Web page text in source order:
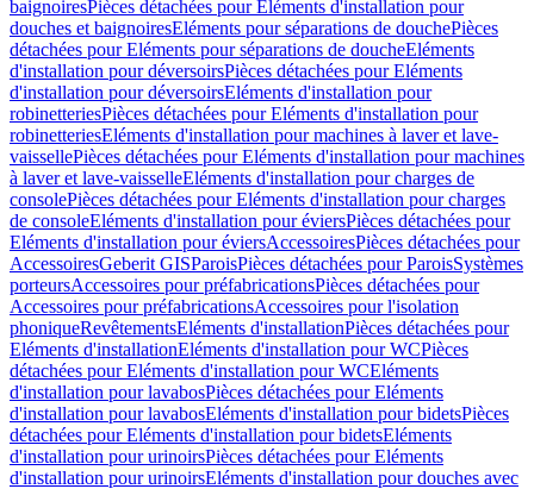
baignoiresPièces détachées pour Eléments d'installation pour
douches et baignoiresEléments pour séparations de douchePièces
détachées pour Eléments pour séparations de doucheEléments
d'installation pour déversoirsPièces détachées pour Eléments
d'installation pour déversoirsEléments d'installation pour
robinetteriesPièces détachées pour Eléments d'installation pour
robinetteriesEléments d'installation pour machines à laver et lave-
vaissellePièces détachées pour Eléments d'installation pour machines
à laver et lave-vaisselleEléments d'installation pour charges de
consolePièces détachées pour Eléments d'installation pour charges
de consoleEléments d'installation pour éviersPièces détachées pour
Eléments d'installation pour éviersAccessoiresPièces détachées pour
AccessoiresGeberit GISParoisPièces détachées pour ParoisSystèmes
porteursAccessoires pour préfabricationsPièces détachées pour
Accessoires pour préfabricationsAccessoires pour l'isolation
phoniqueRevêtementsEléments d'installationPièces détachées pour
Eléments d'installationEléments d'installation pour WCPièces
détachées pour Eléments d'installation pour WCEléments
d'installation pour lavabosPièces détachées pour Eléments
d'installation pour lavabosEléments d'installation pour bidetsPièces
détachées pour Eléments d'installation pour bidetsEléments
d'installation pour urinoirsPièces détachées pour Eléments
d'installation pour urinoirsEléments d'installation pour douches avec